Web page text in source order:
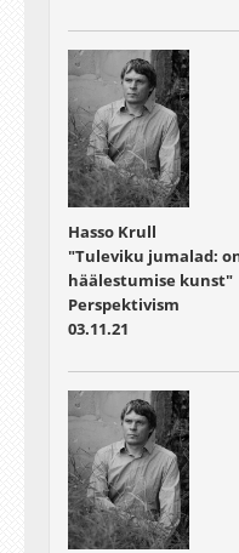
Hasso Krull
"Tuleviku jumalad:
häälestumise kunst"
Perspektivism
03.11.21